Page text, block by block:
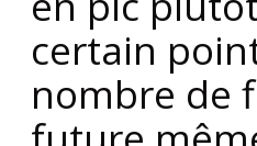
certain
nombre de